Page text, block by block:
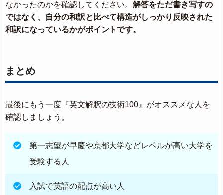
なかったのかを確認してください。 解答をただ書き写すの
ではなく、自分の和訳と比べて構造がしっかり反映された
和訳になっているかがポイントです。
まとめ
最後にもう一度『英文解釈の技術100』がオススメな人を
確認しましょう。
第一志望が早慶や京都大学などレベルが高い大学を
受験する人
入試で英語の配点が高い人